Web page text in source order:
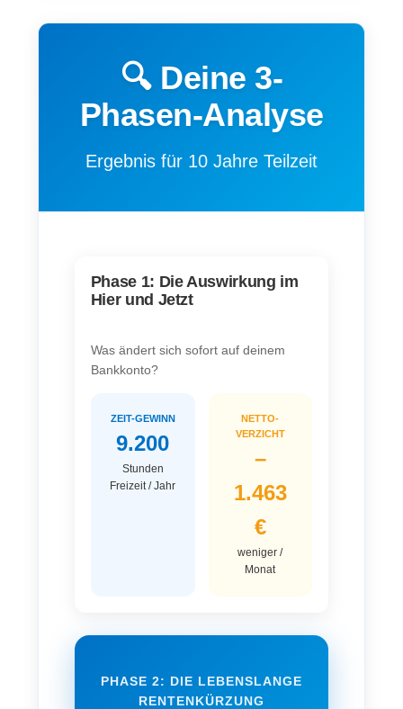
🔍 Deine 3-
Phasen-Analyse
Ergebnis für 10 Jahre Teilzeit
Phase 1: Die Auswirkung im
Hier und Jetzt
Was ändert sich sofort auf deinem
Bankkonto?
ZEIT-GEWINN
9.200
Stunden
Freizeit / Jahr
NETTO-
VERZICHT
–
1.463
€
weniger /
Monat
PHASE 2: DIE LEBENSLANGE
RENTENKÜRZUNG